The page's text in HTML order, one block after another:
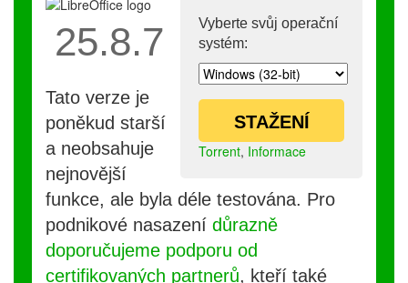
Vyberte svůj operační
systém:
STAŽENÍ
Torrent, Informace
25.8.7
Tato verze je
poněkud starší
a neobsahuje
nejnovější
funkce, ale byla déle testována. Pro
podnikové nasazení důrazně
doporučujeme podporu od
certifikovaných partnerů, kteří také